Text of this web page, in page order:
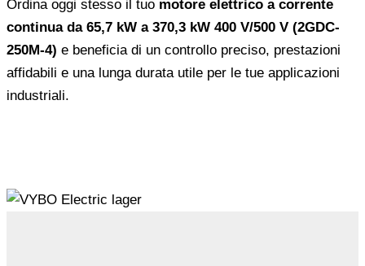
Ordina oggi stesso il tuo motore elettrico a corrente
continua da 65,7 kW a 370,3 kW 400 V/500 V (2GDC-
250M-4) e beneficia di un controllo preciso, prestazioni
affidabili e una lunga durata utile per le tue applicazioni
industriali.